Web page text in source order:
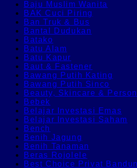
Baju Muslim Wanita
BAK Cuci Piring
Ban Truk & Bus
Bantal Dudukan
Batako
Batu Alam
Batu Kapur
Baut & Fastener
Bawang Putih Kating
Bawang Putih Sinco
Beauty, Skincare &
Bebek
Belajar Investasi Emas
Belajar Investasi Saham
Bench
Benih Jagung
Benih Tanaman
Beras Rojolele
Best Choice Privat